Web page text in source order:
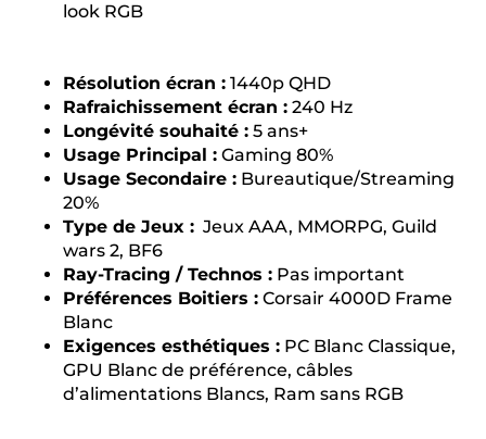
look RGB
Résolution écran : 1440p QHD
Rafraichissement écran : 240 Hz
Longévité souhaité : 5 ans+
Usage Principal : Gaming 80%
Usage Secondaire : Bureautique/Streaming
20%
Type de Jeux : Jeux AAA, MMORPG, Guild
wars 2, BF6
Ray-Tracing / Technos : Pas important
Préférences Boitiers : Corsair 4000D Frame
Blanc
Exigences esthétiques : PC Blanc Classique,
GPU Blanc de préférence, câbles
d’alimentations Blancs, Ram sans RGB